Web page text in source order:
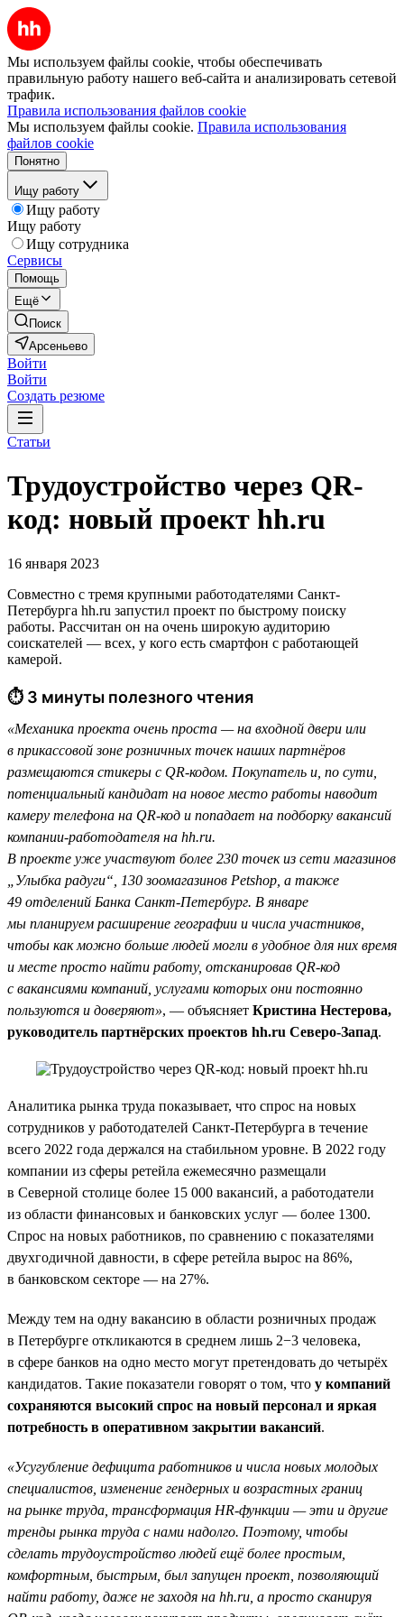
Мы используем файлы cookie, чтобы обеспечивать
правильную работу нашего веб-сайта и анализировать сетевой
трафик.
Правила использования файлов cookie
Мы используем файлы cookie. Правила использования
файлов cookie
Понятно
Ищу работу
Ищу работу
Ищу работу
Ищу сотрудника
Сервисы
Помощь
Ещё
Поиск
Арсеньево
Войти
Войти
Создать резюме
Статьи
Трудоустройство через QR-
код: новый проект hh.ru
16 января 2023
Совместно с тремя крупными работодателями Санкт-
Петербурга hh.ru запустил проект по быстрому поиску
работы. Рассчитан он на очень широкую аудиторию
соискателей — всех, у кого есть смартфон с работающей
камерой.
⏱ 3 минуты полезного чтения
«Механика проекта очень проста — на входной двери или
в прикассовой зоне розничных точек наших партнёров
размещаются стикеры с QR-кодом. Покупатель и, по сути,
потенциальный кандидат на новое место работы наводит
камеру телефона на QR-код и попадает на подборку вакансий
компании-работодателя на hh.ru.
В проекте уже участвуют более 230 точек из сети магазинов
„Улыбка радуги“, 130 зоомагазинов Petshop, а также
49 отделений Банка Санкт-Петербург. В январе
мы планируем расширение географии и числа участников,
чтобы как можно больше людей могли в удобное для них время
и месте просто найти работу, отсканировав QR-код
с вакансиями компаний, услугами которых они постоянно
пользуются и доверяют», — объясняет Кристина Нестерова,
руководитель партнёрских проектов hh.ru Северо-Запад.
Аналитика рынка труда показывает, что спрос на новых
сотрудников у работодателей Санкт-Петербурга в течение
всего 2022 года держался на стабильном уровне. В 2022 году
компании из сферы ретейла ежемесячно размещали
в Северной столице более 15 000 вакансий, а работодатели
из области финансовых и банковских услуг — более 1300.
Спрос на новых работников, по сравнению с показателями
двухгодичной давности, в сфере ретейла вырос на 86%,
в банковском секторе — на 27%.
Между тем на одну вакансию в области розничных продаж
в Петербурге откликаются в среднем лишь 2−3 человека,
в сфере банков на одно место могут претендовать до четырёх
кандидатов. Такие показатели говорят о том, что у компаний
сохраняются высокий спрос на новый персонал и яркая
потребность в оперативном закрытии вакансий.
«Усугубление дефицита работников и числа новых молодых
специалистов, изменение гендерных и возрастных границ
на рынке труда, трансформация HR-функции — эти и другие
тренды рынка труда с нами надолго. Поэтому, чтобы
сделать трудоустройство людей ещё более простым,
комфортным, быстрым, был запущен проект, позволяющий
найти работу, даже не заходя на hh.ru, а просто сканируя